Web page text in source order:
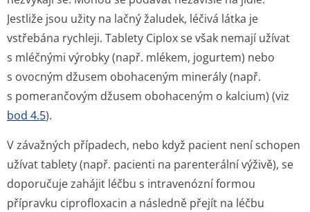
Jestliže jsou užity na lačný žaludek, léčivá látka je
vstřebána rychleji. Tablety Ciplox se však nemají užívat
s mléčnými výrobky (např. mlékem, jogurtem) nebo
s ovocným džusem obohaceným minerály (např.
s pomerančovým džusem obohaceným o kalcium) (viz
bod 4.5).
V závažných případech, nebo když pacient není schopen
užívat tablety (např. pacienti na parenterální výživě), se
doporučuje zahájit léčbu s intravenózní formou
přípravku ciprofloxacin a následně přejít na léčbu